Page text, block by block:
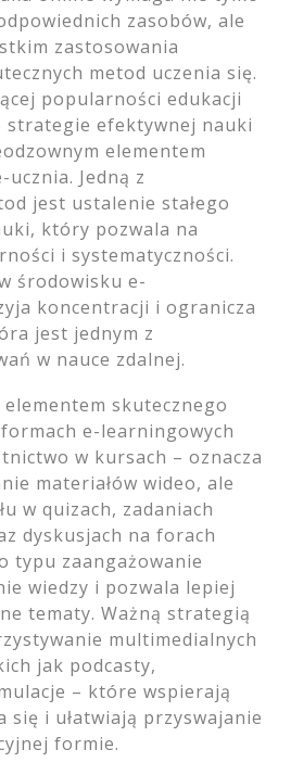
zasobów, ale
zastosowania
metod uczenia się.
popularności edukacji
strategie efektywnej nauki
elementem
Jedną z
jest ustalenie stałego
który pozwala na
i systematyczności.
środowisku e-
koncentracji i ogranicza
jest jednym z
w nauce zdalnej.
skutecznego
e-learningowych
w kursach – oznacza
materiałów wideo, ale
w quizach, zadaniach
dyskusjach na forach
typu zaangażowanie
wiedzy i pozwala lepiej
tematy. Ważną strategią
multimedialnych
jak podcasty,
– które wspierają
się i ułatwiają przyswajanie
formie.